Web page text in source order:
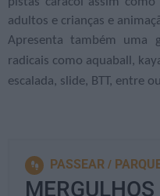
adultos e crianças e
Apresenta também uma
radicais como aquaball,
escalada, slide, BTT, entre
PASSEAR